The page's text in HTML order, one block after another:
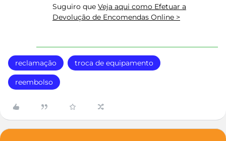
Suguiro que Veja aqui como Efetuar a
Devolução de Encomendas Online >
reclamação troca de equipamento
reembolso